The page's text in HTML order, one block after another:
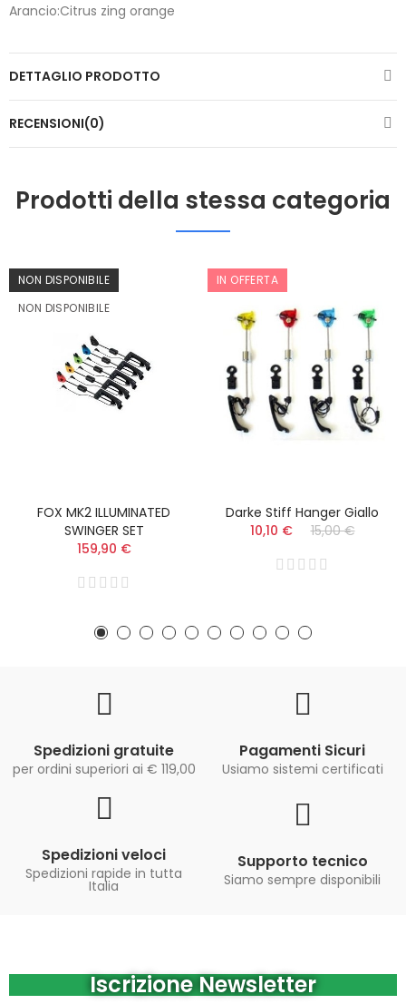
Arancio:Citrus zing orange
DETTAGLIO PRODOTTO
RECENSIONI(0)
Prodotti della stessa categoria
NON DISPONIBILE
NON DISPONIBILE
FOX MK2 ILLUMINATED
SWINGER SET
159,90 €
IN OFFERTA
Darke Stiff Hanger Giallo
10,10 €
15,00 €
Spedizioni gratuite
per ordini superiori ai € 119,00
Pagamenti Sicuri
Usiamo sistemi certificati
Spedizioni veloci
Spedizioni rapide in tutta
Italia
Supporto tecnico
Siamo sempre disponibili
Iscrizione Newsletter